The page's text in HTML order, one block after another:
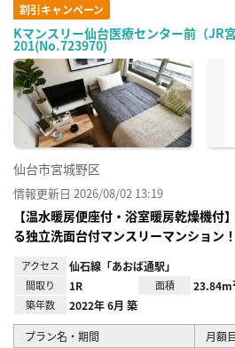
割引キャンペーン
Kマンスリー仙台医療センター前（JR
201(No.723970)
仙台市宮城野区
情報更新日 2026/08/02 13:19
【温水暖房便座付・浴室暖房乾燥機付
る独立洗面台付マンスリーマンション！
アクセス 仙石線「あおば通駅」
間取り 1R 面積
築年数 2022年 6月 築
プラン名・期間 月額